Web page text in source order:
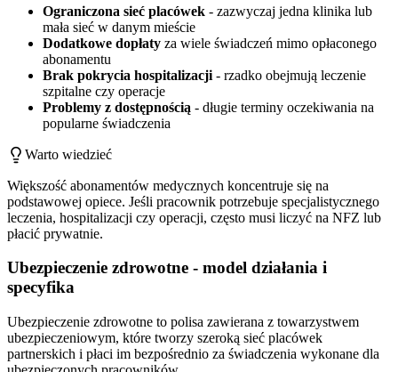
Ograniczona sieć placówek - zazwyczaj jedna klinika lub
mała sieć w danym mieście
Dodatkowe dopłaty za wiele świadczeń mimo opłaconego
abonamentu
Brak pokrycia hospitalizacji - rzadko obejmują leczenie
szpitalne czy operacje
Problemy z dostępnością - długie terminy oczekiwania na
popularne świadczenia
Warto wiedzieć
Większość abonamentów medycznych koncentruje się na
podstawowej opiece. Jeśli pracownik potrzebuje specjalistycznego
leczenia, hospitalizacji czy operacji, często musi liczyć na NFZ lub
płacić prywatnie.
Ubezpieczenie zdrowotne - model działania i
specyfika
Ubezpieczenie zdrowotne to polisa zawierana z towarzystwem
ubezpieczeniowym, które tworzy szeroką sieć placówek
partnerskich i płaci im bezpośrednio za świadczenia wykonane dla